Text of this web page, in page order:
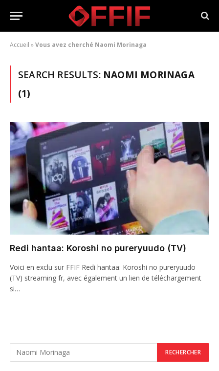
Accueil »Vous avez cherché Naomi Morinaga
SEARCH RESULTS: NAOMI MORINAGA
(1)
Redi hantaa: Koroshi no pureryuudo (TV)
Voici en exclu sur FFIF Redi hantaa: Koroshi no pureryuudo
(TV) streaming fr, avec également un lien de téléchargement
si…